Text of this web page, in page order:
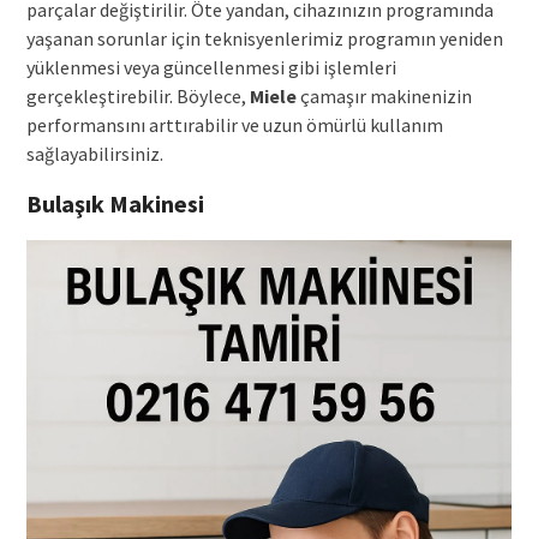
parçalar değiştirilir. Öte yandan, cihazınızın programında
yaşanan sorunlar için teknisyenlerimiz programın yeniden
yüklenmesi veya güncellenmesi gibi işlemleri
gerçekleştirebilir. Böylece, Mieleçamaşır makinenizin
performansını arttırabilir ve uzun ömürlü kullanım
sağlayabilirsiniz.
Bulaşık Makinesi